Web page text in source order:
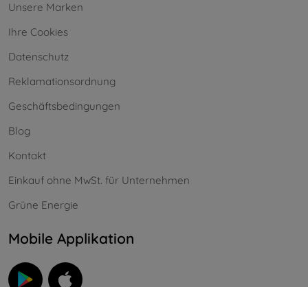
Unsere Marken
Ihre Cookies
Datenschutz
Reklamationsordnung
Geschäftsbedingungen
Blog
Kontakt
Einkauf ohne MwSt. für Unternehmen
Grüne Energie
Mobile Applikation